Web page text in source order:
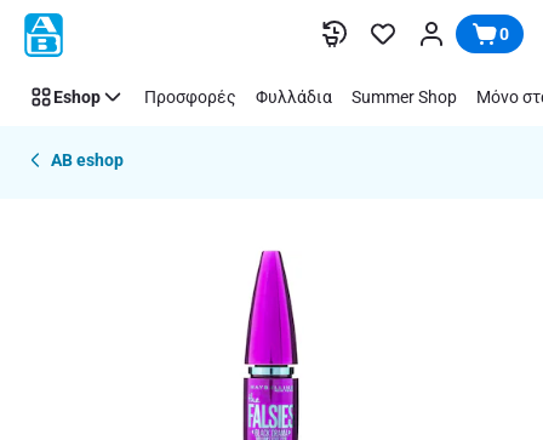
Παράλειψη 0
Eshop Προσφορές Φυλλάδια Summer Shop Μόνο
AB eshop